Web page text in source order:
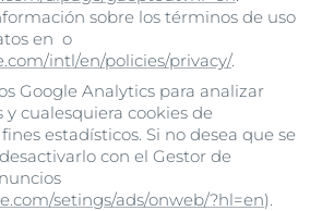
sobre los términos de uso
en o
intl/en/policies/privacy/.
Google Analytics para analizar
y cualesquiera cookies de
estadísticos. Si no desea que se
con el Gestor de
setings/ads/onweb/?hl=en).